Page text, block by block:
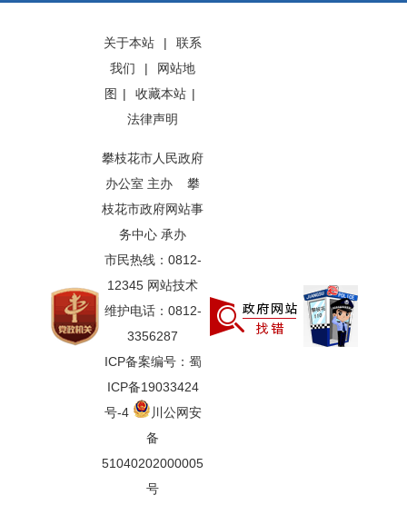
关于本站 |
联系
我们
|
网站地
图 | 收藏本站 |
法律声明
攀枝花市人民政府
办公室 主办 攀
枝花市政府网站事
务中心 承办
市民热线：0812-
12345 网站技术
维护电话：0812-
3356287
ICP备案编号：蜀
ICP备19033424
号-4
川公网安
备
51040202000005
号